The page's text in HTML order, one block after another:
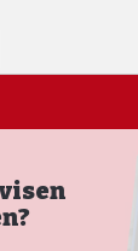
og
aktuelle